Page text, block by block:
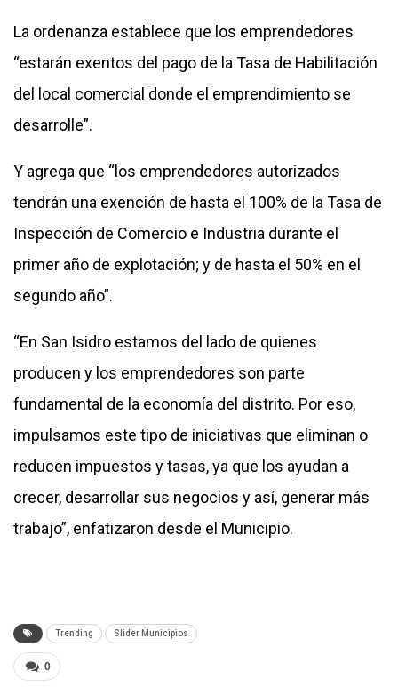
La ordenanza establece que los emprendedores
“estarán exentos del pago de la Tasa de Habilitación
del local comercial donde el emprendimiento se
desarrolle”.
Y agrega que “los emprendedores autorizados
tendrán una exención de hasta el 100% de la Tasa de
Inspección de Comercio e Industria durante el
primer año de explotación; y de hasta el 50% en el
segundo año”.
“En San Isidro estamos del lado de quienes
producen y los emprendedores son parte
fundamental de la economía del distrito. Por eso,
impulsamos este tipo de iniciativas que eliminan o
reducen impuestos y tasas, ya que los ayudan a
crecer, desarrollar sus negocios y así, generar más
trabajo”, enfatizaron desde el Municipio.
Trending Slider Municipios
0